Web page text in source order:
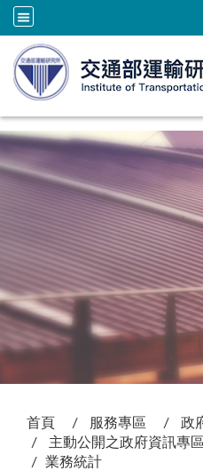
跳到主
首頁 服務專區
政
主動公開之政府資訊專區
業務統計